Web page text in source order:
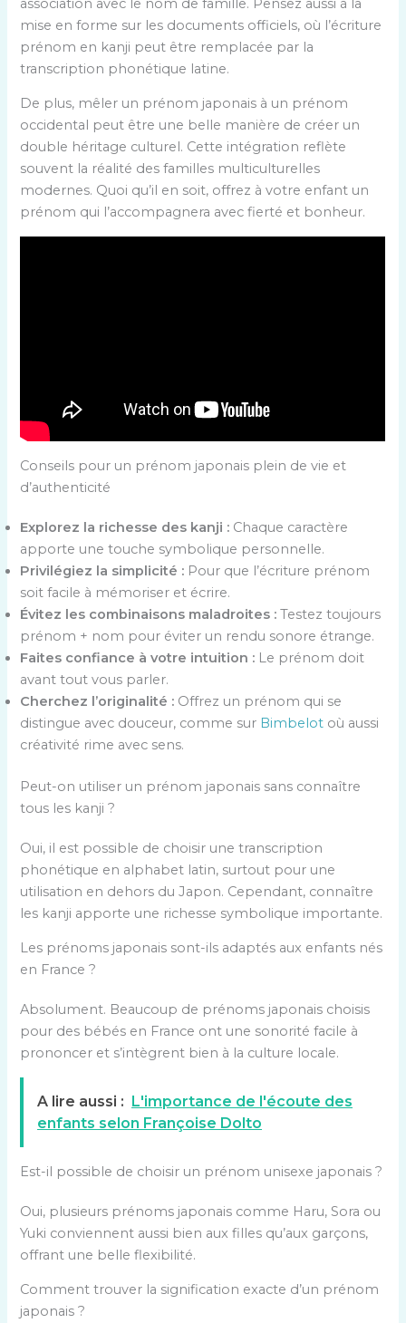
mise en forme sur les documents officiels, où l’écriture
prénom en kanji peut être remplacée par la
transcription phonétique latine.
De plus, mêler un prénom japonais à un prénom
occidental peut être une belle manière de créer un
double héritage culturel. Cette intégration reflète
souvent la réalité des familles multiculturelles
modernes. Quoi qu’il en soit, offrez à votre enfant un
prénom qui l’accompagnera avec fierté et bonheur.
Conseils pour un prénom japonais plein de vie et
d’authenticité
Explorez la richesse des kanji : Chaque caractère
apporte une touche symbolique personnelle.
Privilégiez la simplicité : Pour que l’écriture prénom
soit facile à mémoriser et écrire.
Évitez les combinaisons maladroites : Testez toujours
prénom + nom pour éviter un rendu sonore étrange.
Faites confiance à votre intuition : Le prénom doit
avant tout vous parler.
Cherchez l’originalité : Offrez un prénom qui se
distingue avec douceur, comme sur Bimbelot où aussi
créativité rime avec sens.
Peut-on utiliser un prénom japonais sans connaître
tous les kanji ?
Oui, il est possible de choisir une transcription
phonétique en alphabet latin, surtout pour une
utilisation en dehors du Japon. Cependant, connaître
les kanji apporte une richesse symbolique importante.
Les prénoms japonais sont-ils adaptés aux enfants nés
en France ?
Absolument. Beaucoup de prénoms japonais choisis
pour des bébés en France ont une sonorité facile à
prononcer et s’intègrent bien à la culture locale.
A lire aussi : L'importance de l'écoute des
enfants selon Françoise Dolto
Est-il possible de choisir un prénom unisexe japonais ?
Oui, plusieurs prénoms japonais comme Haru, Sora ou
Yuki conviennent aussi bien aux filles qu’aux garçons,
offrant une belle flexibilité.
Comment trouver la signification exacte d’un prénom
japonais ?